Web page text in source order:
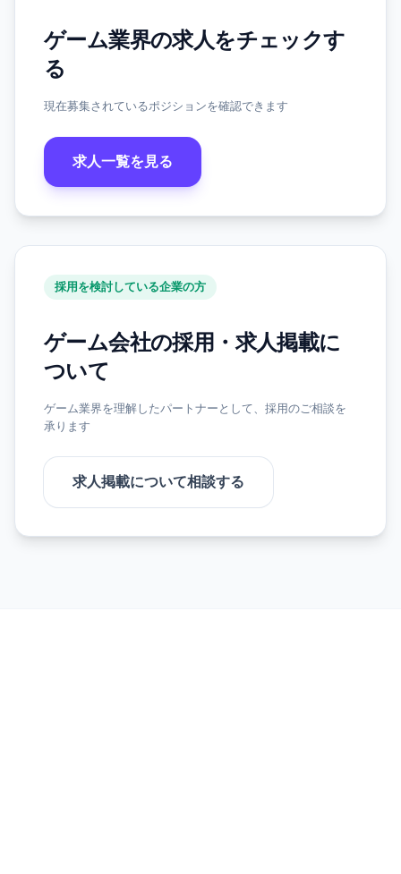
ゲーム業界の求人をチェックす
る
現在募集されているポジションを確認できます
求人一覧を見る
採用を検討している企業の方
ゲーム会社の採用・求人掲載に
ついて
ゲーム業界を理解したパートナーとして、採用のご相談を
承ります
求人掲載について相談する